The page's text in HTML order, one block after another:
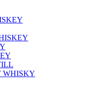
WHISKY